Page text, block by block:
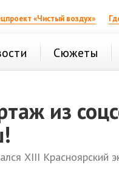
«Чистый воздух»
Сюжеты
из
XIII Красноярский